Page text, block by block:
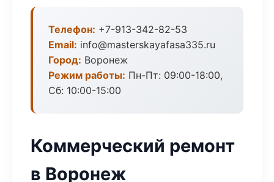
Телефон: +7-913-342-82-53
Email: info@masterskayafasa335.ru
Город: Воронеж
Режим работы: Пн-Пт: 09:00-18:00,
Сб: 10:00-15:00
Коммерческий ремонт
в Воронеж